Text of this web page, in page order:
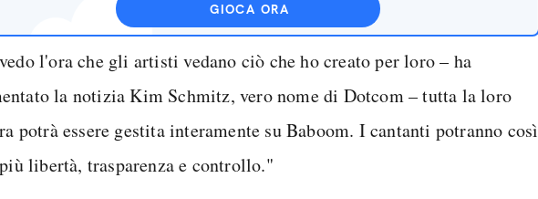
GIOCA ORA
l'ora che gli artisti vedano ciò che ho creato per loro – ha
la notizia Kim Schmitz, vero nome di Dotcom – tutta la loro
potrà essere gestita interamente su Baboom. I cantanti potranno così
libertà, trasparenza e controllo."